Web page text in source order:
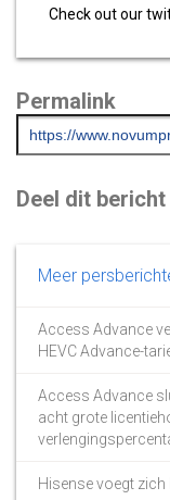
Check out our
Permalink
Deel dit bericht
Meer
Access Advance
HEVC Advance-
Access Advance
acht grote
Hisense voegt zich